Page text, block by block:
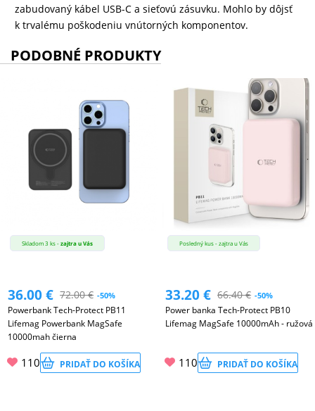
zabudovaný kábel USB-C a sieťovú zásuvku. Mohlo by dôjsť
k trvalému poškodeniu vnútorných komponentov.
PODOBNÉ PRODUKTY
Skladom 3 ks -zajtra u Vás
36.00€ 72.00€ -50%
Powerbank Tech-Protect PB11
Lifemag Powerbank MagSafe
10000mah čierna
110 PRIDAŤ DO KOŠÍKA
Posledný kus - zajtra u Vás
33.20€ 66.40€ -50%
Power banka Tech-Protect PB10
Lifemag MagSafe 10000mAh - ružová
110 PRIDAŤ DO KOŠÍKA